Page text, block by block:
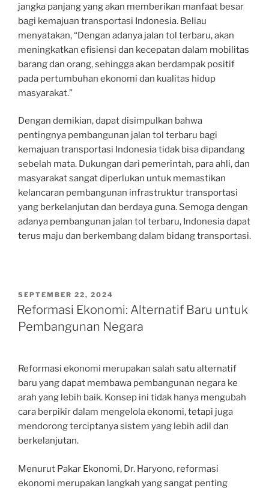
jangka panjang yang akan memberikan manfaat besar
bagi kemajuan transportasi Indonesia. Beliau
menyatakan, “Dengan adanya jalan tol terbaru, akan
meningkatkan efisiensi dan kecepatan dalam mobilitas
barang dan orang, sehingga akan berdampak positif
pada pertumbuhan ekonomi dan kualitas hidup
masyarakat.”
Dengan demikian, dapat disimpulkan bahwa
pentingnya pembangunan jalan tol terbaru bagi
kemajuan transportasi Indonesia tidak bisa dipandang
sebelah mata. Dukungan dari pemerintah, para ahli, dan
masyarakat sangat diperlukan untuk memastikan
kelancaran pembangunan infrastruktur transportasi
yang berkelanjutan dan berdaya guna. Semoga dengan
adanya pembangunan jalan tol terbaru, Indonesia dapat
terus maju dan berkembang dalam bidang transportasi.
POSTED
ON
SEPTEMBER 22, 2024
Reformasi Ekonomi: Alternatif Baru untuk
Pembangunan Negara
Reformasi ekonomi merupakan salah satu alternatif
baru yang dapat membawa pembangunan negara ke
arah yang lebih baik. Konsep ini tidak hanya mengubah
cara berpikir dalam mengelola ekonomi, tetapi juga
mendorong terciptanya sistem yang lebih adil dan
berkelanjutan.
Menurut Pakar Ekonomi, Dr. Haryono, reformasi
ekonomi merupakan langkah yang sangat penting